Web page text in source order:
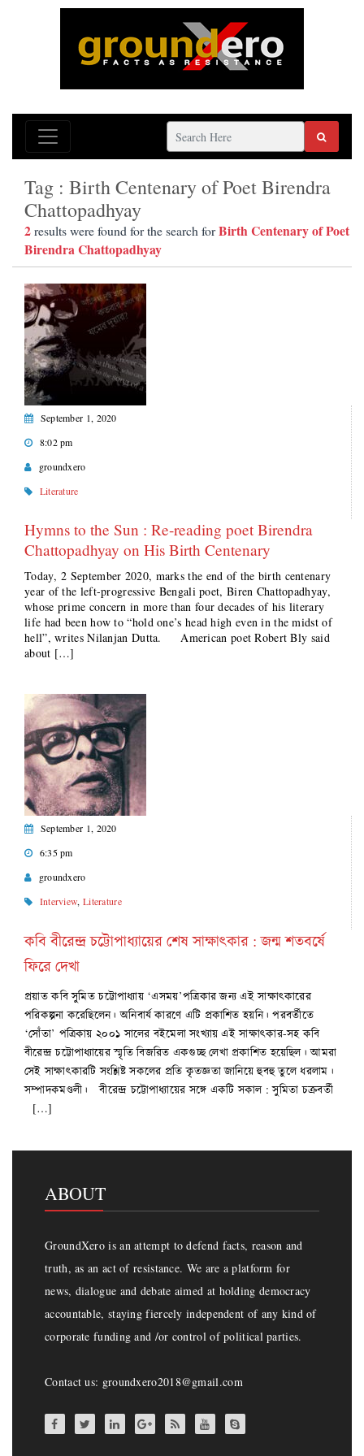
Tag : Birth Centenary of Poet Birendra
Chattopadhyay
2results were found for the search forBirth Centenary of Poet
Birendra Chattopadhyay
September 1, 2020
8:02 pm
groundxero
Literature
Hymns to the Sun : Re-reading poet Birendra
Chattopadhyay on His Birth Centenary
Today, 2 September 2020, marks the end of the birth centenary
year of the left-progressive Bengali poet, Biren Chattopadhyay,
whose prime concern in more than four decades of his literary
life had been how to “hold one’s head high even in the midst of
hell”, writes Nilanjan Dutta. American poet Robert Bly said
about […]
September 1, 2020
6:35 pm
groundxero
Interview, Literature
কবি বীরেন্দ্র চট্টোপাধ্যায়ের শেষ সাক্ষাৎকার : জন্ম শতবর্ষে
ফিরে দেখা
প্রয়াত কবি সুমিত চট্টোপাধ্যায় ‘এসময়’পত্রিকার জন্য এই সাক্ষাৎকারের
পরিকল্পনা করেছিলেন। অনিবার্য কারণে এটি প্রকাশিত হয়নি। পরবর্তীতে
‘সোঁতা’ পত্রিকায় ২০০১ সালের বইমেলা সংখ্যায় এই সাক্ষাৎকার-সহ কবি
বীরেন্দ্র চট্টোপাধ্যায়ের স্মৃতি বিজরিত একগুচ্ছ লেখা প্রকাশিত হয়েছিল। আমরা
সেই সাক্ষাৎকারটি সংশ্লিষ্ট সকলের প্রতি কৃতজ্ঞতা জানিয়ে হুবহু তুলে ধরলাম।
সম্পাদকমণ্ডলী। বীরেন্দ্র চট্টোপাধ্যায়ের সঙ্গে একটি সকাল : সুমিতা চক্রবর্তী
[…]
ABOUT
GroundXero is an attempt to defend facts, reason and
truth, as an act of resistance. We are a platform for
news, dialogue and debate aimed at holding democracy
accountable, staying fiercely independent of any kind of
corporate funding and /or control of political parties.
Contact us: groundxero2018@gmail.com